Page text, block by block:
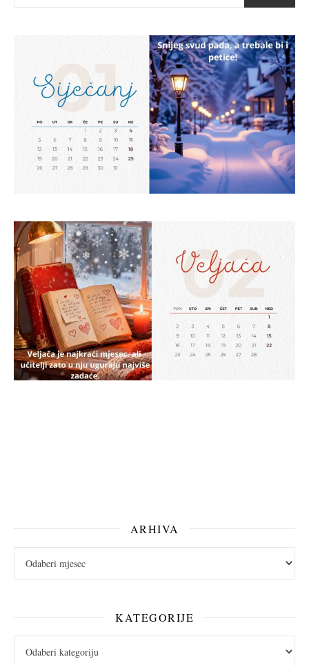
ARHIVA
KATEGORIJE